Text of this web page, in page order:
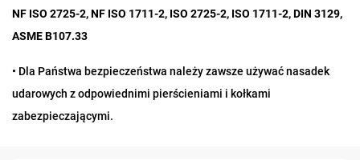
NF ISO 2725-2, NF ISO 1711-2, ISO 2725-2, ISO 1711-2, DIN 3129,
ASME B107.33
• Dla Państwa bezpieczeństwa należy zawsze używać nasadek
udarowych z odpowiednimi pierścieniami i kołkami
zabezpieczającymi.